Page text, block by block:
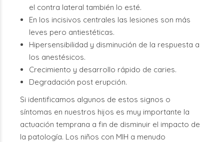
el contra lateral también lo esté.
En los incisivos centrales las lesiones son más
leves pero antiestéticas.
Hipersensibilidad y disminución de la respuesta a
los anestésicos.
Crecimiento y desarrollo rápido de caries.
Degradación post erupción.
Si identificamos algunos de estos signos o
síntomas en nuestros hijos es muy importante la
actuación temprana a fin de disminuir el impacto de
la patología. Los niños con MIH a menudo